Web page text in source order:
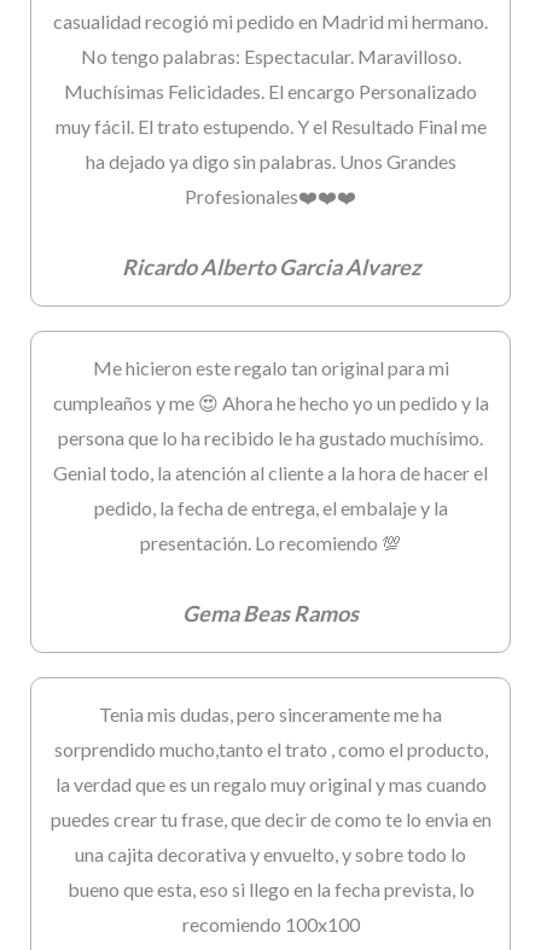
casualidad recogió mi pedido en Madrid mi hermano.
No tengo palabras: Espectacular. Maravilloso.
Muchísimas Felicidades. El encargo Personalizado
muy fácil. El trato estupendo. Y el Resultado Final me
ha dejado ya digo sin palabras. Unos Grandes
Profesionales❤️❤️❤️
Ricardo Alberto Garcia Alvarez
Me hicieron este regalo tan original para mi
cumpleaños y me 😍 Ahora he hecho yo un pedido y la
persona que lo ha recibido le ha gustado muchísimo.
Genial todo, la atención al cliente a la hora de hacer el
pedido, la fecha de entrega, el embalaje y la
presentación. Lo recomiendo 💯
Gema Beas Ramos
Tenia mis dudas, pero sinceramente me ha
sorprendido mucho,tanto el trato , como el producto,
la verdad que es un regalo muy original y mas cuando
puedes crear tu frase, que decir de como te lo envia en
una cajita decorativa y envuelto, y sobre todo lo
bueno que esta, eso si llego en la fecha prevista, lo
recomiendo 100x100